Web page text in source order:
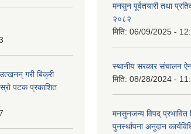
गरी बिक्री
पटक प्रकाशित
मनसुन पूर्वतयारी तथा
२०८२
मिति: 06/09/2025 -
स्थानीय सरकार संचालन
मिति: 08/28/2024 -
मनसुनजन्य विपद् प्रभावित
पुनर्स्थापना अनुदान